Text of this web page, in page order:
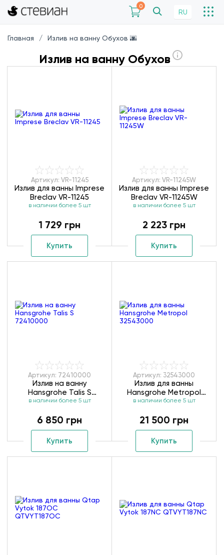
0
RU
Главная Излив на ванну Обухов 🌆
Излив на ванну Обухов
Артикул: VR-11245
Излив для ванны Imprese
Breclav VR-11245
в наличии более 5 шт
1 729 грн
Купить
Артикул: VR-11245W
Излив для ванны Imprese
Breclav VR-11245W
в наличии более 5 шт
2 223 грн
Купить
Артикул: 72410000
Излив на ванну
Hansgrohe Talis S
72410000
в наличии более 5 шт
6 850 грн
Купить
Артикул: 32543000
Излив для ванны
Hansgrohe Metropol
32543000
в наличии более 5 шт
21 500 грн
Купить